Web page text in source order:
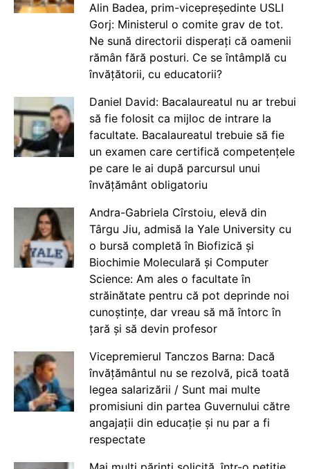
Alin Badea, prim-vicepreședinte USLI
Gorj: Ministerul o comite grav de tot.
Ne sună directorii disperați că oamenii
rămân fără posturi. Ce se întâmplă cu
învățătorii, cu educatorii?
Daniel David: Bacalaureatul nu ar trebui
să fie folosit ca mijloc de intrare la
facultate. Bacalaureatul trebuie să fie
un examen care certifică competențele
pe care le ai după parcursul unui
învățământ obligatoriu
Andra-Gabriela Cîrstoiu, elevă din
Târgu Jiu, admisă la Yale University cu
o bursă completă în Biofizică și
Biochimie Moleculară și Computer
Science: Am ales o facultate în
străinătate pentru că pot deprinde noi
cunoștințe, dar vreau să mă întorc în
țară și să devin profesor
Vicepremierul Tanczos Barna: Dacă
învățământul nu se rezolvă, pică toată
legea salarizării / Sunt mai multe
promisiuni din partea Guvernului către
angajații din educație și nu par a fi
respectate